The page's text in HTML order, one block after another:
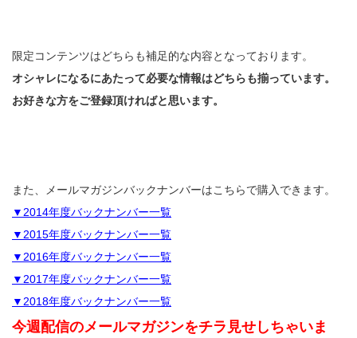
限定コンテンツはどちらも補足的な内容となっております。
オシャレになるにあたって必要な情報はどちらも揃っています。
お好きな方をご登録頂ければと思います。
また、メールマガジンバックナンバーはこちらで購入できます。
▼2014年度バックナンバー一覧
▼2015年度バックナンバー一覧
▼2016年度バックナンバー一覧
▼2017年度バックナンバー一覧
▼2018年度バックナンバー一覧
今週配信のメールマガジンをチラ見せしちゃいま